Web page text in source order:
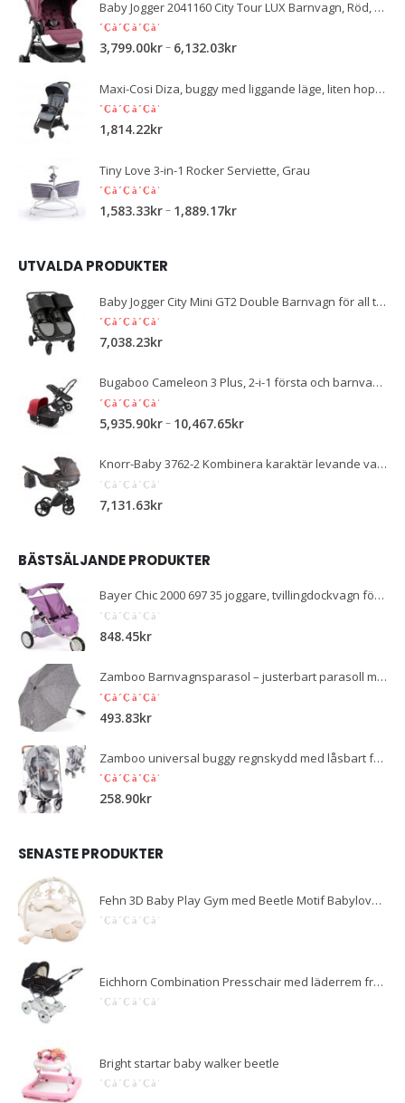
Baby Jogger 2041160 City Tour LUX Barnvagn, Röd, Max 18kg
5.00out of 5
3,799.00kr– 6,132.03kr
Maxi-Cosi Diza, buggy med liggande läge, liten hopfällbar, användbar från 6 månader till ca 4 år (max 15 kg), kompakt barns buggy inkl. Regnskydd och stor kundvagn, modig grafit
5.00out of 5
1,814.22kr
Tiny Love 3-in-1 Rocker Serviette, Grau
5.00out of 5
1,583.33kr– 1,889.17kr
UTVALDA PRODUKTER
Baby Jogger City Mini GT2 Double Barnvagn för all terräng, ljus, vikbar, skiffergrå
5.00out of 5
7,038.23kr
Bugaboo Cameleon 3 Plus, 2-i-1 första och barnvagn, ram i svart och solnedgång i rött
5.00out of 5
5,935.90kr– 10,467.65kr
Knorr-Baby 3762-2 Kombinera karaktär levande vara kol, mörkgrå / orange
0out of 5
7,131.63kr
BÄSTSÄLJANDE PRODUKTER
Bayer Chic 2000 697 35 joggare, tvillingdockvagn för babydockor upp till 50 cm, lila
0 out of 5
848.45kr
Zamboo Barnvagnsparasol – justerbart parasoll med UV-skydd – universellt barnvagnsparaply – grå
out of 5
493.83kr
Zamboo universal buggy regnskydd med låsbart fönster - regnskydd barnvagn med dubbel dragkedja för att öppna - transparent, föroreningsfritt
5.00 out of 5
258.90kr
SENASTE PRODUKTER
Fehn 3D Baby Play Gym med Beetle Motif Babylove Baby Love
Eichhorn Combination Presschair med läderrem fram med bildhöjdsjustering med fast bärväska Luxversion EVA Wheel
Bright startar baby walker beetle